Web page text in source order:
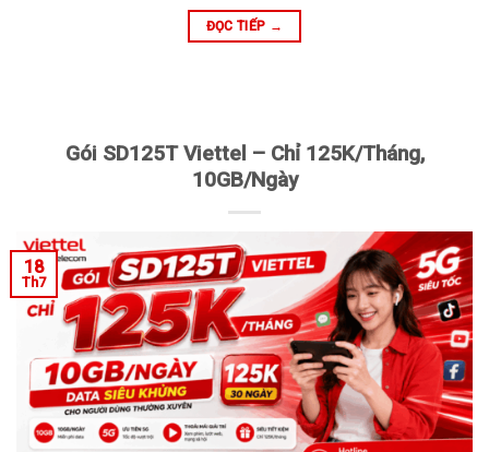
ĐỌC TIẾP →
Gói SD125T Viettel – Chỉ 125K/Tháng,
10GB/Ngày
18
Th7